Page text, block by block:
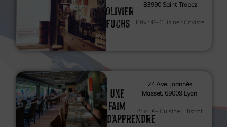
Olivier
Fuchs
83990 Saint-Tropez
Prix :€– Cuisine : Caviste
Une
faim
d'apprendre
24 Ave. Joannès
Masset, 69009 Lyon
Prix :€– Cuisine : Bistrot